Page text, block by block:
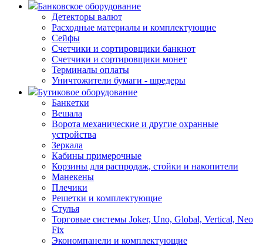
Банковское оборудование
Детекторы валют
Расходные материалы и комплектующие
Сейфы
Счетчики и сортировщики банкнот
Счетчики и сортировщики монет
Терминалы оплаты
Уничтожители бумаги - шредеры
Бутиковое оборудование
Банкетки
Вешала
Ворота механические и другие охранные
устройства
Зеркала
Кабины примерочные
Корзины для распродаж, стойки и накопители
Манекены
Плечики
Решетки и комплектующие
Стулья
Торговые системы Joker, Uno, Global, Vertical, Neo
Fix
Экономпанели и комплектующие